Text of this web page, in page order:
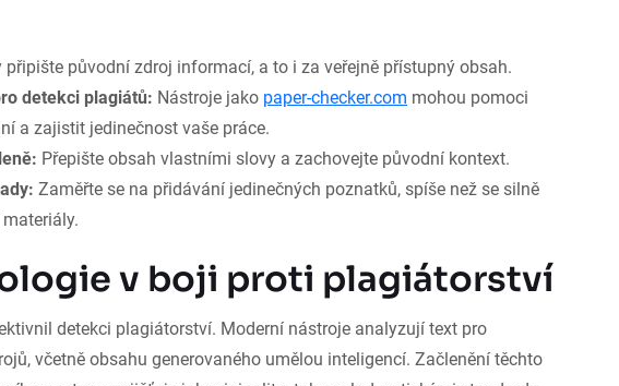
připište původní zdroj informací, a to i za veřejně přístupný obsah.
detekci plagiátů: Nástroje jako paper-checker.com mohou pomoci
a zajistit jedinečnost vaše práce.
Přepište obsah vlastními slovy a zachovejte původní kontext.
Zaměřte se na přidávání jedinečných poznatků, spíše než se silně
v boji proti plagiátorství
detekci plagiátorství. Moderní nástroje analyzují text pro
včetně obsahu generovaného umělou inteligencí. Začlenění těchto